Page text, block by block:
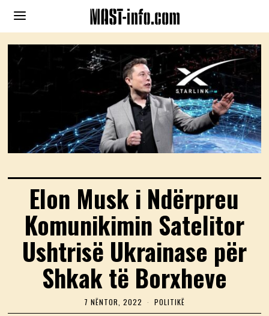
Elon Musk i Ndërpreu
Komunikimin Satelitor
Ushtrisë Ukrainase për
Shkak të Borxheve
7 NËNTOR, 2022
N
POLITIKË